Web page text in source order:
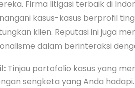
Firma litigasi terbaik di
kasus-kasus berprofil
klien. Reputasi ini juga
dalam berinteraksi
Tinjau portofolio kasus yang
sengketa yang Anda hadapi.